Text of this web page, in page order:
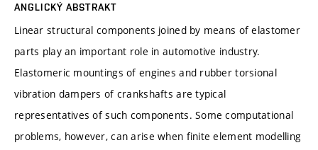
ANGLICKÝ ABSTRAKT
Linear structural components joined by means of elastomer
parts play an important role in automotive industry.
Elastomeric mountings of engines and rubber torsional
vibration dampers of crankshafts are typical
representatives of such components. Some computational
problems, however, can arise when finite element modelling